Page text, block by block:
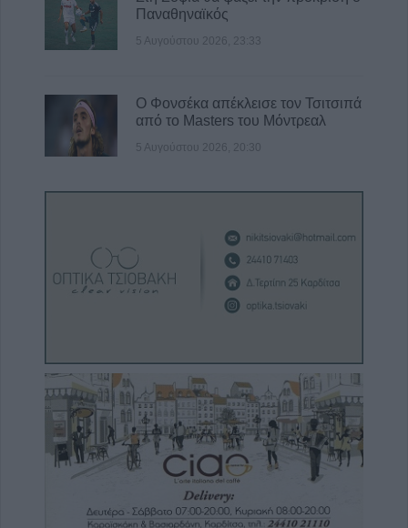
Παναθηναϊκός
5 Αυγούστου 2026, 23:33
Ο Φονσέκα απέκλεισε τον Τσιτσιπά
από το Masters του Μόντρεαλ
5 Αυγούστου 2026, 20:30